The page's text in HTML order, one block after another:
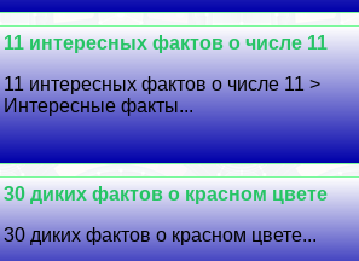
11 интересных фактов о числе 11
11 интересных фактов о числе 11 >
Интересные факты...
30 диких фактов о красном цвете
30 диких фактов о красном цвете...